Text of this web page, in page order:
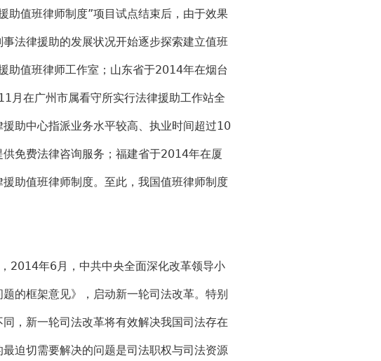
值班律师制度”项目试点结束后，由于效果
法律援助的发展状况开始逐步探索建立值班
助值班律师工作室；山东省于2014年在烟台
月在广州市属看守所实行法律援助工作站全
助中心指派业务水平较高、执业时间超过10
免费法律咨询服务；福建省于2014年在厦
助值班律师制度。至此，我国值班律师制度
年6月，中共中央全面深化改革领导小
的框架意见》，启动新一轮司法改革。特别
，新一轮司法改革将有效解决我国司法存在
迫切需要解决的问题是司法职权与司法资源